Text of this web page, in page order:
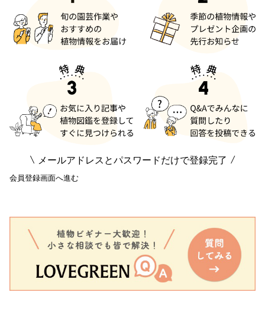
メールアドレスとパスワードだけで登録完了
会員登録画面へ進む